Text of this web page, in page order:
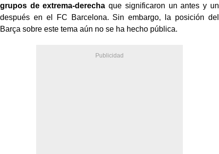
grupos de extrema-derecha que significaron un antes y un
después en el FC Barcelona. Sin embargo, la posición del
Barça sobre este tema aún no se ha hecho pública.